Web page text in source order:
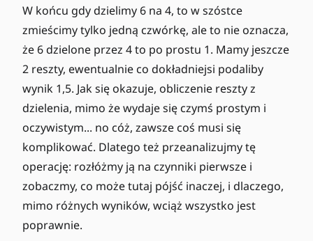
W końcu gdy dzielimy 6 na 4, to w szóstce
zmieścimy tylko jedną czwórkę, ale to nie oznacza,
że 6 dzielone przez 4 to po prostu 1. Mamy jeszcze
2 reszty, ewentualnie co dokładniejsi podaliby
wynik 1,5. Jak się okazuje, obliczenie reszty z
dzielenia, mimo że wydaje się czymś prostym i
oczywistym... no cóż, zawsze coś musi się
komplikować. Dlatego też przeanalizujmy tę
operację: rozłóżmy ją na czynniki pierwsze i
zobaczmy, co może tutaj pójść inaczej, i dlaczego,
mimo różnych wyników, wciąż wszystko jest
poprawnie.